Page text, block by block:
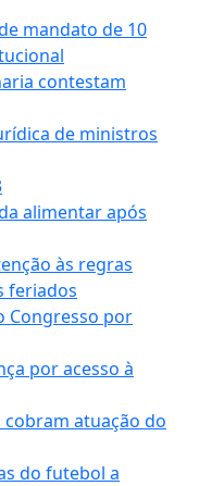
mandato de 10
contestam
de ministros
alimentar após
às regras
feriados
Congresso por
por acesso à
atuação do
do futebol a